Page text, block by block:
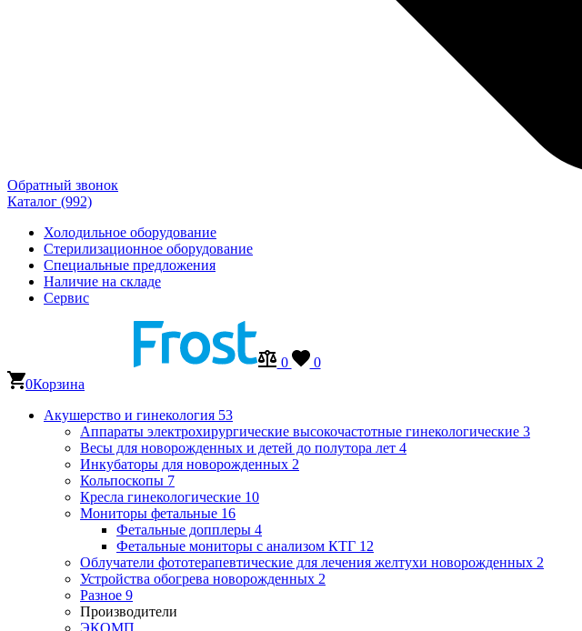
Обратный звонок
Каталог (992)
Холодильное оборудование
Стерилизационное оборудование
Специальные предложения
Наличие на складе
Сервис
0
0
0Корзина
Акушерство и гинекология 53
Аппараты электрохирургические высокочастотные гинекологические 3
Весы для новорожденных и детей до полутора лет 4
Инкубаторы для новорожденных 2
Кольпоскопы 7
Кресла гинекологические 10
Мониторы фетальные 16
Фетальные допплеры 4
Фетальные мониторы с анализом КТГ 12
Облучатели фототерапевтические для лечения желтухи новорожденных 2
Устройства обогрева новорожденных 2
Разное 9
Производители
ЭКОМП